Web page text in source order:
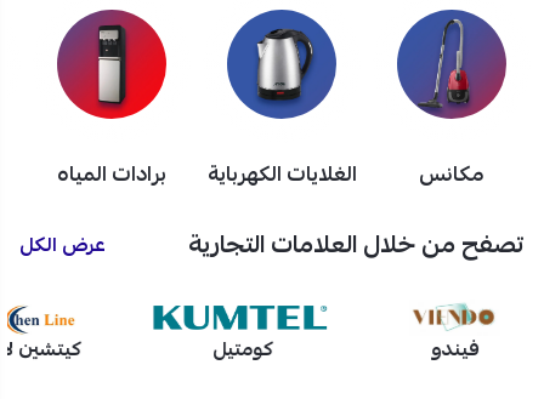
مكانس الغلايات الكهرباية برادات المياه
تصفح من خلال العلامات التجارية عرض الكل
فيندو كومتيل كيتشين